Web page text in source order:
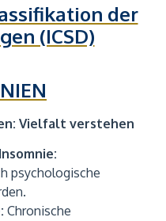
der
(ICSD)
Vielfalt verstehen
psychologische
Chronische